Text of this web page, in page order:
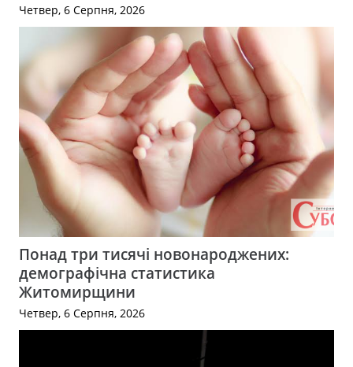
Четвер, 6 Серпня, 2026
Понад три тисячі новонароджених:
демографічна статистика
Житомирщини
Четвер, 6 Серпня, 2026